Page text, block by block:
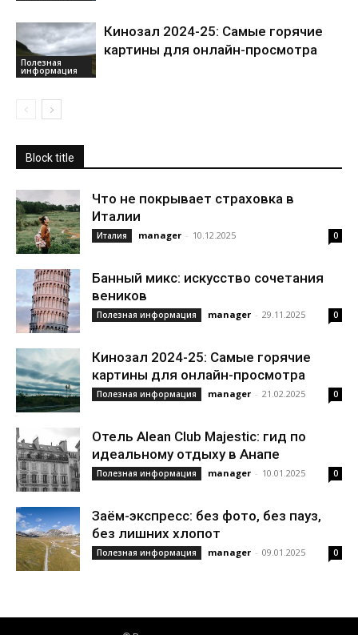
Полезная
информация
Кинозал 2024-25: Самые горячие
картины для онлайн-просмотра
Block title
Что не покрывает страховка в
Италии
Италия manager - 10.12.2025 0
Банный микс: искусство сочетания
веников
Полезная информация manager - 29.11.2025 0
Кинозал 2024-25: Самые горячие
картины для онлайн-просмотра
Полезная информация manager - 21.02.2025 0
Отель Alean Club Majestic: гид по
идеальному отдыху в Анапе
Полезная информация manager - 10.01.2025 0
Заём-экспресс: без фото, без пауз,
без лишних хлопот
Полезная информация manager - 09.01.2025 0